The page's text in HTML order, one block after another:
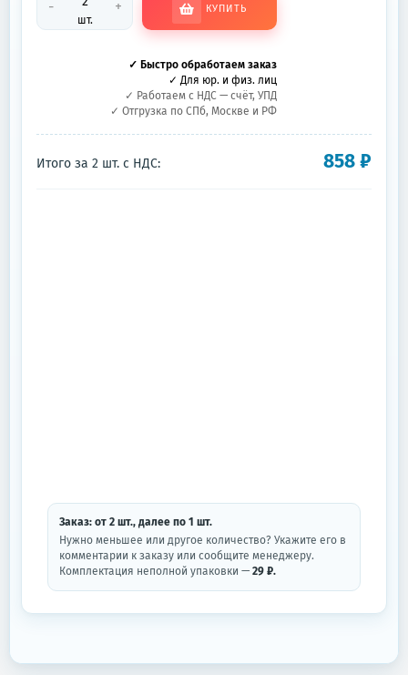
-
шт.
+ КУПИТЬ
✓ Быстро обработаем заказ
✓ Для юр. и физ. лиц
✓ Работаем с НДС — счёт, УПД
✓ Отгрузка по СПб, Москве и РФ
Итого за 2 шт. с НДС: 858₽
Заказ: от 2 шт., далее по 1 шт.
Нужно меньшее или другое количество? Укажите его в
комментарии к заказу или сообщите менеджеру.
Комплектация неполной упаковки — 29 ₽.